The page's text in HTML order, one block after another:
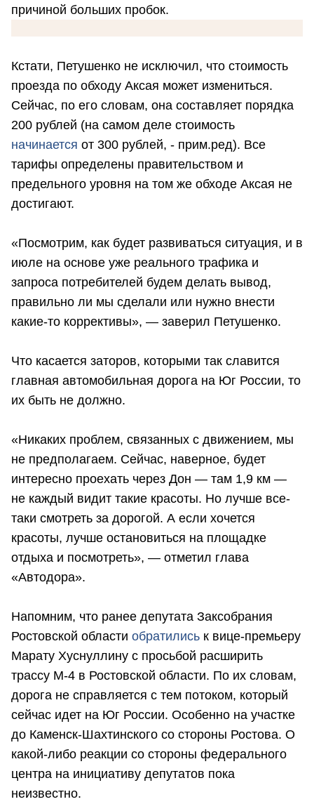
причиной больших пробок.
Кстати, Петушенко не исключил, что стоимость
проезда по обходу Аксая может измениться.
Сейчас, по его словам, она составляет порядка
200 рублей (на самом деле стоимость
начинается от 300 рублей, - прим.ред). Все
тарифы определены правительством и
предельного уровня на том же обходе Аксая не
достигают.
«Посмотрим, как будет развиваться ситуация, и в
июле на основе уже реального трафика и
запроса потребителей будем делать вывод,
правильно ли мы сделали или нужно внести
какие-то коррективы», — заверил Петушенко.
Что касается заторов, которыми так славится
главная автомобильная дорога на Юг России, то
их быть не должно.
«Никаких проблем, связанных с движением, мы
не предполагаем. Сейчас, наверное, будет
интересно проехать через Дон — там 1,9 км —
не каждый видит такие красоты. Но лучше все-
таки смотреть за дорогой. А если хочется
красоты, лучше остановиться на площадке
отдыха и посмотреть», — отметил глава
«Автодора».
Напомним, что ранее депутата Заксобрания
Ростовской области обратились к вице-премьеру
Марату Хуснуллину с просьбой расширить
трассу М-4 в Ростовской области. По их словам,
дорога не справляется с тем потоком, который
сейчас идет на Юг России. Особенно на участке
до Каменск-Шахтинского со стороны Ростова. О
какой-либо реакции со стороны федерального
центра на инициативу депутатов пока
неизвестно.